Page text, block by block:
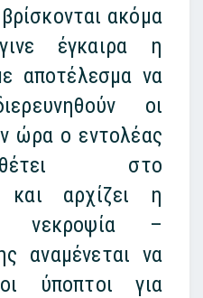
ακόμα
έγκαιρα η
αποτέλεσμα να
οι
ώρα ο εντολέας
στο
και αρχίζει η
νεκροψία –
αναμένεται να
ύποπτοι για